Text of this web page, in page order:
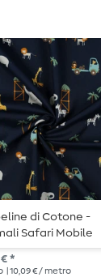
di Cotone -
Safari Mobile
*
| 10,09 € / metro